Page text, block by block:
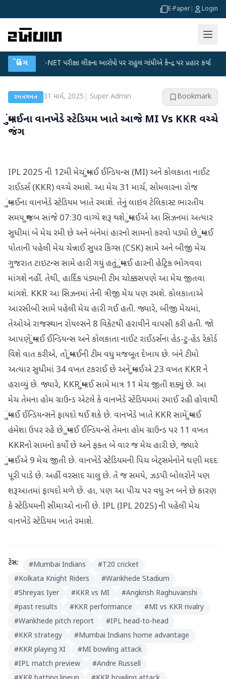
E-Paper Login
બ્રેકિંગ
UGC-NET પરીક્ષા લીકના આરોપો પર રાહુલ ગાંધીએ કેન્દ્ર પર પ્રહાર કર્યા ●
રમતગમત 31 માર્ચ, 2025 Super Admin Bookmark
મુંબઈના વાનખેડે સ્ટેડિયમ ખાતે આજે MI Vs KKR વચ્ચે
જંગ
IPL 2025 ની 12મી મેચ મુંબઈ ઈન્ડિયન્સ (MI) અને કોલકાતા નાઈટ
રાઈડર્સ (KKR) વચ્ચે રમાશે. આ મેચ 31 માર્ચ, સોમવારના રોજ
મુંબઈના વાનખેડે સ્ટેડિયમ ખાતે રમાશે. તેનું લાઇવ ટેલિકાસ્ટ ભારતીય
સમય મુજબ સાંજે 07:30 વાગ્યે શરૂ થશે. મુંબઈએ આ સિઝનમાં અત્યાર
સુધીમાં બે મેચ રમી છે અને બંનેમાં હારનો સામનો કરવો પડ્યો છે. મુંબઈ
પોતાની પહેલી મેચ ચેન્નાઈ સુપર કિંગ્સ (CSK) સામે અને બીજી મેચ
ગુજરાત ટાઇટન્સ સામે હારી ગયું હતું. મુંબઈ હારની હેટ્રિક ભોગવવા
માંગશે નહીં. તેથી, હાર્દિક પંડ્યાની ટીમ ચોક્કસપણે આ મેચ જીતવા
માંગશે. KKR આ સિઝનમાં તેની ત્રીજી મેચ પણ રમશે. કોલકાતાએ
આરસીબી સામે પહેલી મેચ હારી ગઈ હતી. જ્યારે, બીજી મેચમાં,
તેઓએ રાજસ્થાન રોયલ્સને 8 વિકેટથી હરાવીને વાપસી કરી હતી. જો
આપણે મુંબઈ ઈન્ડિયન્સ અને કોલકાતા નાઈટ રાઈડર્સના હેડ-ટુ-હેડ રેકોર્ડ
વિશે વાત કરીએ, તો મુંબઈની ટીમ વધુ મજબૂત દેખાય છે. બંને ટીમો
અત્યાર સુધીમાં 34 વખત ટકરાઈ છે અને મુંબઈએ 23 વખત KKR ને
હરાવ્યું છે. જ્યારે, KKR મુંબઈ સામે માત્ર 11 મેચ જીતી શક્યું છે. આ
મેચ તેમના હોમ ગ્રાઉન્ડ એટલે કે વાનખેડે સ્ટેડિયમમાં રમાઈ રહી હોવાથી
મુંબઈ ઈન્ડિયન્સને ફાયદો થઈ શકે છે. વાનખેડે ખાતે KKR સામે મુંબઈ
હંમેશા ઉપર રહે છે. મુંબઈ ઈન્ડિયન્સે તેમના હોમ ગ્રાઉન્ડ પર 11 વખત
KKRનો સામનો કર્યો છે અને ફક્ત બે વાર જ મેચ હારી છે, જ્યારે
મુંબઈએ 9 મેચ જીતી છે. વાનખેડે સ્ટેડિયમની પિચ બેટ્સમેનોને ઘણી મદદ
પૂરી પાડે છે. અહીં વરસાદ ચાલુ છે. તે જ સમયે, ઝડપી બોલરોને પણ
શરૂઆતમાં ફાયદો મળે છે. હા, પણ આ પીચ પર વધુ રન બને છે કારણ
કે સ્ટેડિયમની સીમાઓ નાની છે. IPL (IPL 2025) ની પહેલી મેચ
વાનખેડે સ્ટેડિયમ ખાતે રમાશે.
ટેગ્સ: #Mumbai Indians #T20 cricket
#Kolkata Knight Riders #Wankhede Stadium
#Shreyas Iyer #KKR vs MI #Angkrish Raghuvanshi
#past results #KKR performance #MI vs KKR rivalry
#Wankhede pitch report #IPL head-to-head
#KKR strategy #Mumbai Indians home advantage
#KKR playing XI #MI bowling attack
#IPL match preview #Andre Russell